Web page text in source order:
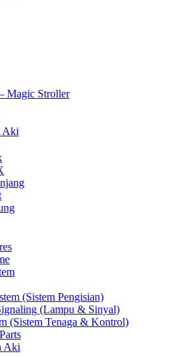
Magic Stroller
Aki
(Sistem Pengisian)
(Lampu & Sinyal)
(Sistem Tenaga & Kontrol)
Aki